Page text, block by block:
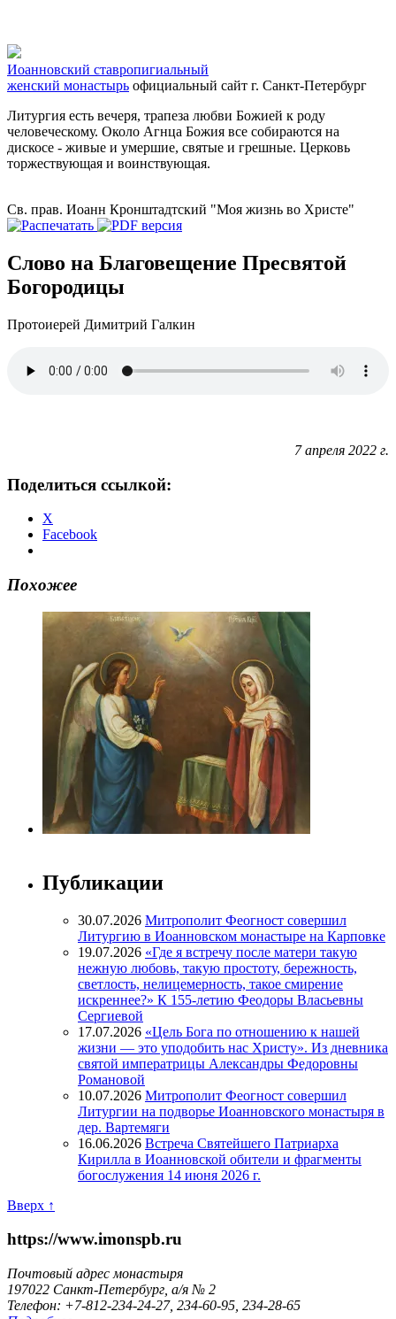
Иоанновский ставропигиальный
женский монастырь официальный сайт г. Санкт-Петербург
Литургия есть вечеря, трапеза любви Божией к роду
человеческому. Около Агнца Божия все собираются на
дискосе - живые и умершие, святые и грешные. Церковь
торжествующая и воинствующая.
Св. прав. Иоанн Кронштадтский "Моя жизнь во Христе"
Слово на Благовещение Пресвятой
Богородицы
Протоиерей Димитрий Галкин
7 апреля 2022 г.
Поделиться ссылкой:
X
Facebook
Похожее
Публикации
30.07.2026 Митрополит Феогност совершил
Литургию в Иоанновском монастыре на Карповке
19.07.2026 «Где я встречу после матери такую
нежную любовь, такую простоту, бережность,
светлость, нелицемерность, такое смирение
искреннее?» К 155-летию Феодоры Власьевны
Сергиевой
17.07.2026 «Цель Бога по отношению к нашей
жизни — это уподобить нас Христу». Из дневника
святой императрицы Александры Федоровны
Романовой
10.07.2026 Митрополит Феогност совершил
Литургии на подворье Иоанновского монастыря в
дер. Вартемяги
16.06.2026 Встреча Святейшего Патриарха
Кирилла в Иоанновской обители и фрагменты
богослужения 14 июня 2026 г.
Вверх ↑
https://www.imonspb.ru
Почтовый адрес монастыря
197022 Санкт-Петербург, а/я № 2
Телефон: +7-812-234-24-27, 234-60-95, 234-28-65